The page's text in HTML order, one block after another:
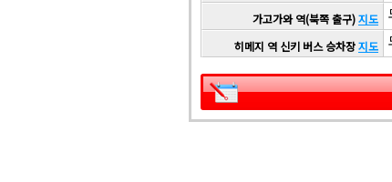
가고가와 역(북쪽 출구)지도
히메지 역 신키 버스 승차장지도